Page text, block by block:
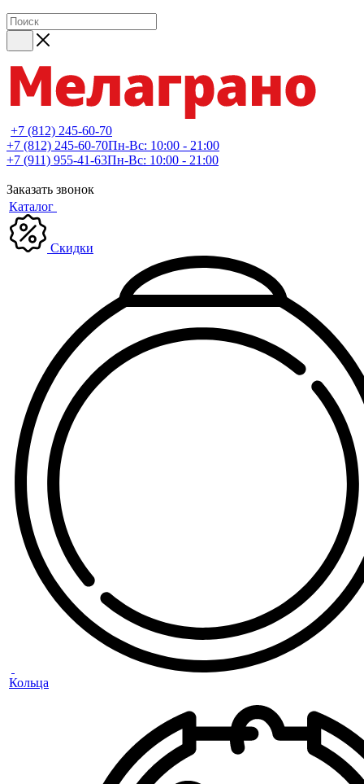
+7 (812) 245-60-70
+7 (812) 245-60-70Пн-Вс: 10:00 - 21:00
+7 (911) 955-41-63Пн-Вс: 10:00 - 21:00
Заказать звонок
Каталог
Скидки
Кольца